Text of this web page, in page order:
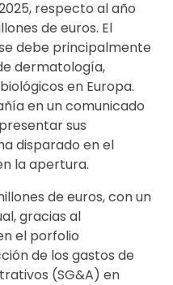
respecto al año
de euros. El
debe principalmente
dermatología,
en Europa.
en un comunicado
sus
disparado en el
la apertura.
de euros, con un
gracias al
el porfolio
de los gastos de
(SG&A) en